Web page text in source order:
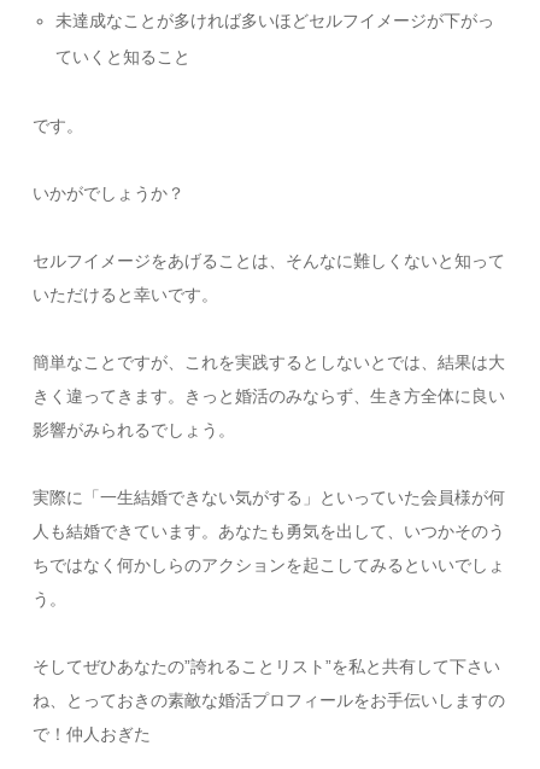
未達成なことが多ければ多いほどセルフイメージが下がっ
ていくと知ること
です。
いかがでしょうか？
セルフイメージをあげることは、そんなに難しくないと知って
いただけると幸いです。
簡単なことですが、これを実践するとしないとでは、結果は大
きく違ってきます。きっと婚活のみならず、生き方全体に良い
影響がみられるでしょう。
実際に「一生結婚できない気がする」といっていた会員様が何
人も結婚できています。あなたも勇気を出して、いつかそのう
ちではなく何かしらのアクションを起こしてみるといいでしょ
う。
そしてぜひあなたの”誇れることリスト”を私と共有して下さい
ね、とっておきの素敵な婚活プロフィールをお手伝いしますの
で！仲人おぎた